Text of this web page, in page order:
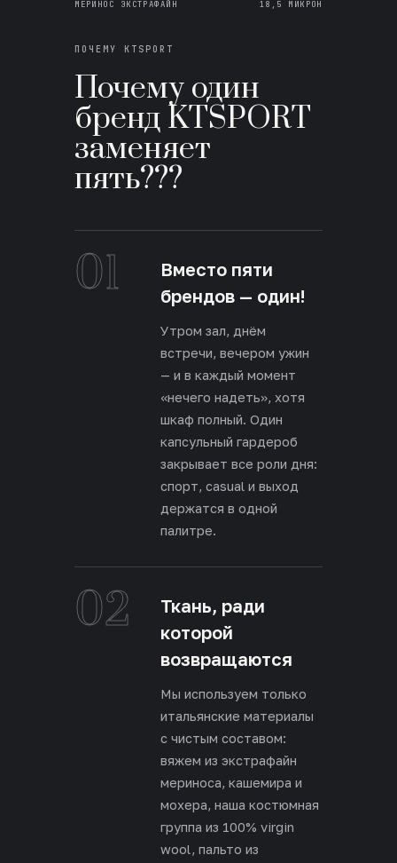
МЕРИНОС ЭКСТРАФАЙН 18,5 МИКРОН
ПОЧЕМУ KTSPORT
Почему один
бренд KTSPORT
заменяет
пять???
01
Вместо пяти
брендов — один!
Утром зал, днём
встречи, вечером ужин
— и в каждый момент
«нечего надеть», хотя
шкаф полный. Один
капсульный гардероб
закрывает все роли дня:
спорт, casual и выход
держатся в одной
палитре.
02
Ткань, ради
которой
возвращаются
Мы используем только
итальянские материалы
с чистым составом:
вяжем из экстрафайн
мериноса, кашемира и
мохера, наша костюмная
группа из 100% virgin
wool, пальто из